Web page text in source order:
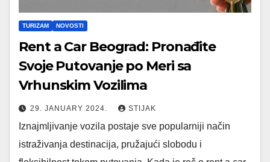
TURIZAM NOVOSTI
Rent a Car Beograd: Pronađite
Svoje Putovanje po Meri sa
Vrhunskim Vozilima
29. JANUARY 2024. STIJAK
Iznajmljivanje vozila postaje sve popularniji način
istraživanja destinacija, pružajući slobodu i